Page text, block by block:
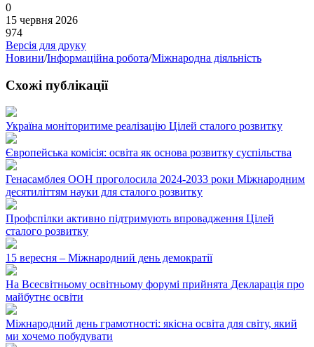
0
15 червня 2026
974
Версія для друку
Новини/Інформаційна робота/Міжнародна діяльність
Схожі публікації
Україна моніторитиме реалізацію Цілей сталого розвитку
Європейська комісія: освіта як основа розвитку суспільства
Генасамблея ООН проголосила 2024-2033 роки Міжнародним
десятиліттям науки для сталого розвитку
Профспілки активно підтримують впровадження Цілей
сталого розвитку
15 вересня – Міжнародний день демократії
На Всесвітньому освітньому форумі прийнята Декларація про
майбутнє освіти
Міжнародний день грамотності: якісна освіта для світу, який
ми хочемо побудувати